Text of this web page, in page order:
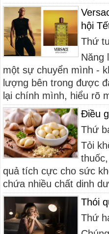
hội
Thứ
Năng
một sự chuyển mình -
lượng bên trong được
lại chính mình, hiểu rõ
Điều
Thứ
Tỏi
quả tích cực cho sức
chứa nhiều chất dinh
Thói
Thứ